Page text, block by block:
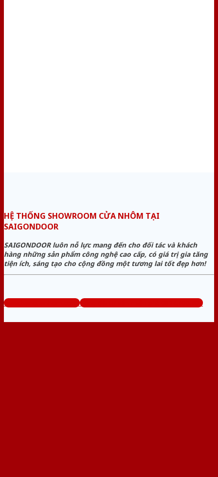
HỆ THỐNG SHOWROOM CỬA NHÔM TẠI
SAIGONDOOR
SAIGONDOOR luôn nỗ lực mang đến cho đối tác và khách
hàng những sản phẩm công nghệ cao cấp, có giá trị gia tăng
tiện ích, sáng tạo cho cộng đồng một tương lai tốt đẹp hơn!
www.bancuanhom.com Tổng đài tư vấn miễn phí: 0824.400.400